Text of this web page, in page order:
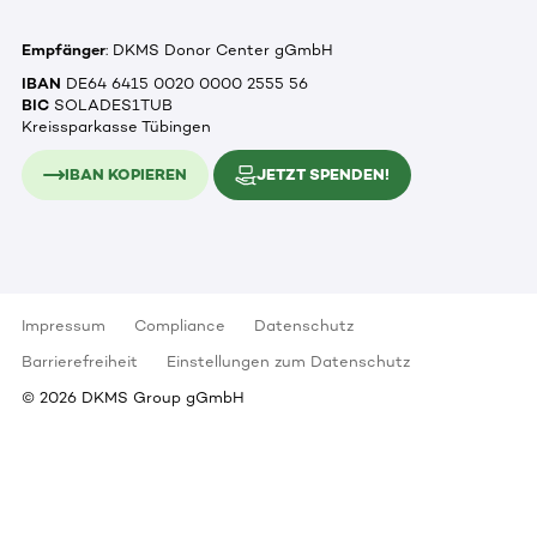
Empfänger: DKMS Donor Center gGmbH
IBAN DE64 6415 0020 0000 2555 56
BIC SOLADES1TUB
Kreissparkasse Tübingen
IBAN KOPIEREN JETZT SPENDEN!
Impressum Compliance
Datenschutz
Barrierefreiheit
Einstellungen zum Datenschutz
© 2026 DKMS Group gGmbH